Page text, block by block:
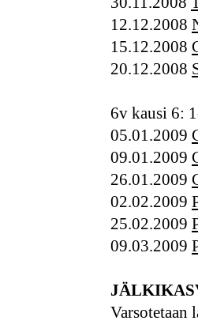
12.12.2008
15.12.2008
20.12.2008
6v kausi 6:
05.01.2009
09.01.2009
26.01.2009
02.02.2009
25.02.2009
09.03.2009
Varsotetaan